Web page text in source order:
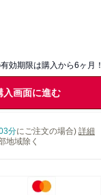
効期限は購入から6ヶ月！
入画面に進む
分にご注文の場合) 詳細
地域除く